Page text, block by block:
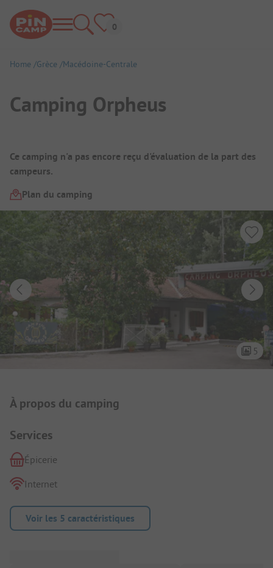
Home Grèce Macédoine-Centrale
Camping Orpheus
Aperçu du camping
Ce camping n'a pas encore reçu d'évaluation de la part des
campeurs.
Plan du camping
5
Présentation du camping
À propos du camping
Services
Épicerie
Internet
Voir les 5 caractéristiques